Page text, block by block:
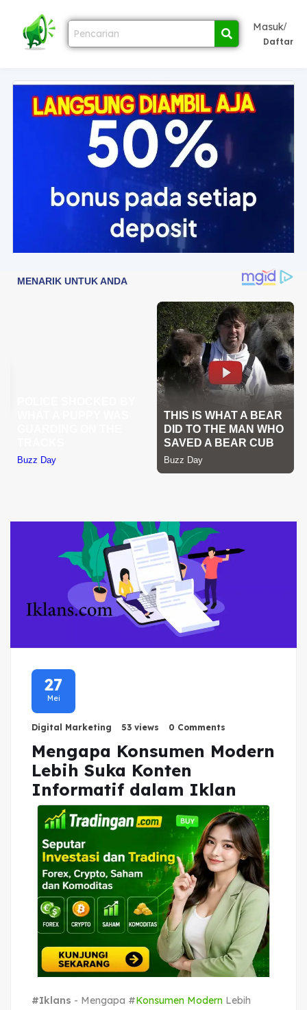
Masuk/
Daftar
27
Mei
Digital Marketing 53 views 0 Comments
Mengapa Konsumen Modern
Lebih Suka Konten
Informatif dalam Iklan
#Iklans - Mengapa #Konsumen Modern Lebih